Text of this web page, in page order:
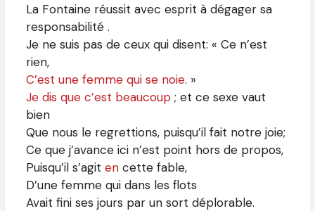
La Fontaine réussit avec esprit à dégager sa
responsabilité .
Je ne suis pas de ceux qui disent: « Ce n’est
rien,
C’est une femme qui se noie. »
Je dis que c’est beaucoup ; et ce sexe vaut
bien
Que nous le regrettions, puisqu’il fait notre joie;
Ce que j’avance ici n’est point hors de propos,
Puisqu’il s’agit en cette fable,
D’une femme qui dans les flots
Avait fini ses jours par un sort déplorable.